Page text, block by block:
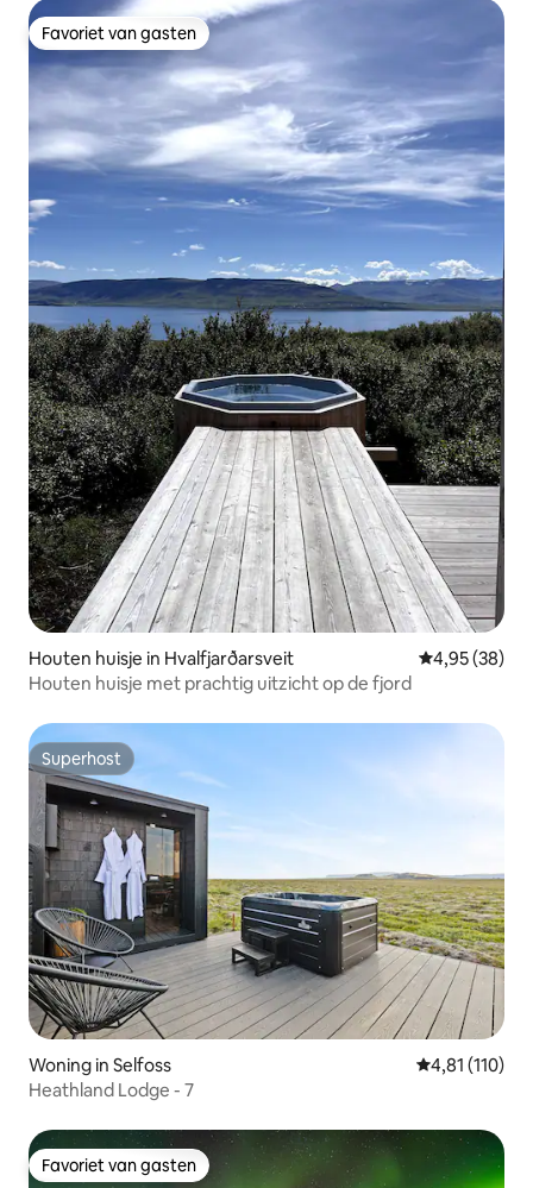
Favoriet van gasten
Favoriet van gasten
Houten huisje in Hvalfjarðarsveit Gemiddelde
4,95 (38)
Houten huisje met prachtig uitzicht op de fjord
Superhost
Superhost
Woning in Selfoss Gemiddelde
4,81 (110)
Heathland Lodge - 7
Favoriet van gasten
Favoriet van gasten